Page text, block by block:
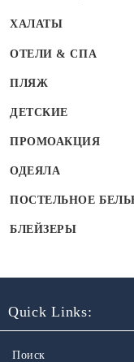
ДЛЯ КУХНИ
ДЛЯ ВАННОЙ
ДЛЯ САЛОНОВ
ХАЛАТЫ
ДЛЯ ВЗРОСЛЫХ
ДЛЯ
ДЛЯ ДЕТЕЙ
ОТЕЛИ & СПА
ПЛЯЖ
ДЕТСКИЕ
ПРОМОАКЦИЯ
ОДЕЯЛА
ПОСТЕЛЬНОЕ
БЛЕЙЗЕРЫ
Quick Links:
Поиск